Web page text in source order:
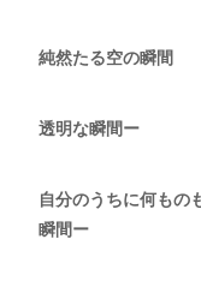
純然たる空の瞬間
透明な瞬間ー
自分のうちに何もの
瞬間ー